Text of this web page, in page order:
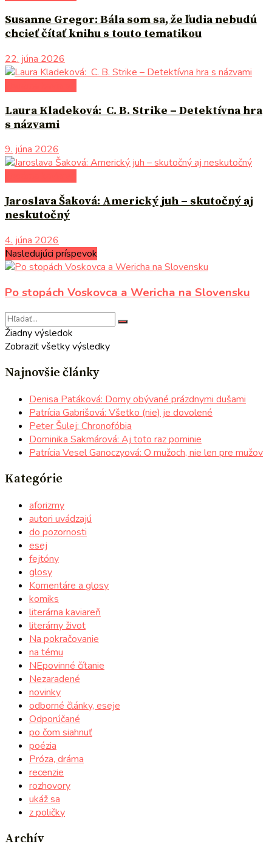
Susanne Gregor: Bála som sa, že ľudia nebudú
chcieť čítať knihu s touto tematikou
22. júna 2026
Laura Kladeková: C. B. Strike – Detektívna hra
s názvami
9. júna 2026
Jaroslava Šaková: Americký juh – skutočný aj
neskutočný
4. júna 2026
Nasledujúci príspevok
Po stopách Voskovca a Wericha na Slovensku
Žiadny výsledok
Zobraziť všetky výsledky
Najnovšie články
Denisa Patáková: Domy obývané prázdnymi dušami
Patrícia Gabrišová: Všetko (nie) je dovolené
Peter Šulej: Chronofóbia
Dominika Sakmárová: Aj toto raz pominie
Patrícia Vesel Ganoczyová: O mužoch, nie len pre mužov
Kategórie
aforizmy
autori uvádzajú
do pozornosti
esej
fejtóny
glosy
Komentáre a glosy
komiks
literárna kaviareň
literárny život
Na pokračovanie
na tému
NEpovinné čítanie
Nezaradené
novinky
odborné články, eseje
Odporúčané
po čom siahnuť
poézia
Próza, dráma
recenzie
rozhovory
ukáž sa
z poličky
Archív